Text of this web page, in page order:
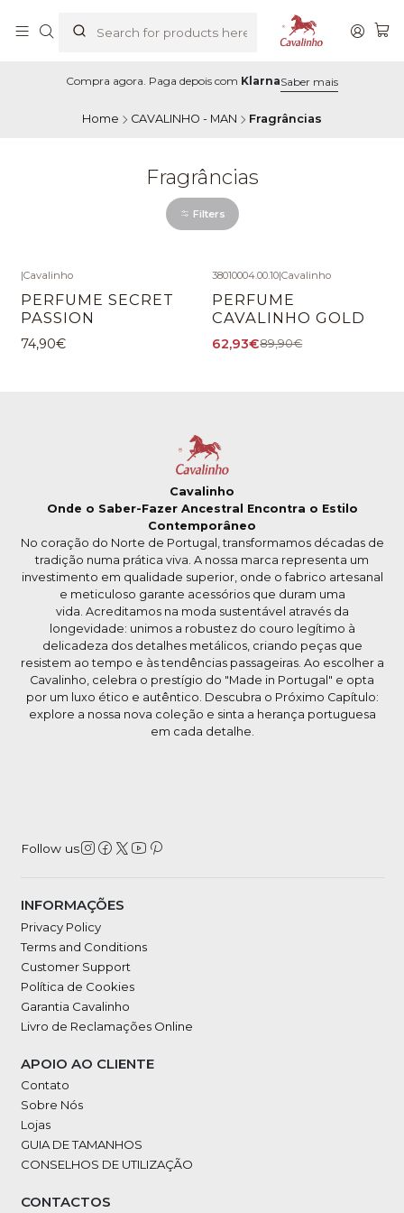
Compra agora. Paga depois com KlarnaSaber mais
Home CAVALINHO - MAN Fragrâncias
Fragrâncias
Filters
|Cavalinho
PERFUME SECRET
PASSION
74,90€
38010004.00.10|Cavalinho
PERFUME
CAVALINHO GOLD
62,93€89,90€
Cavalinho
Onde o Saber-Fazer Ancestral Encontra o Estilo
Contemporâneo
No coração do Norte de Portugal, transformamos décadas de
tradição numa prática viva. A nossa marca representa um
investimento em qualidade superior, onde o fabrico artesanal
e meticuloso garante acessórios que duram uma
vida. Acreditamos na moda sustentável através da
longevidade: unimos a robustez do couro legítimo à
delicadeza dos detalhes metálicos, criando peças que
resistem ao tempo e às tendências passageiras. Ao escolher a
Cavalinho, celebra o prestígio do "Made in Portugal" e opta
por um luxo ético e autêntico. Descubra o Próximo Capítulo:
explore a nossa nova coleção e sinta a herança portuguesa
em cada detalhe.
Follow us
INFORMAÇÕES
Privacy Policy
Terms and Conditions
Customer Support
Política de Cookies
Garantia Cavalinho
Livro de Reclamações Online
APOIO AO CLIENTE
Contato
Sobre Nós
Lojas
GUIA DE TAMANHOS
CONSELHOS DE UTILIZAÇÃO
CONTACTOS